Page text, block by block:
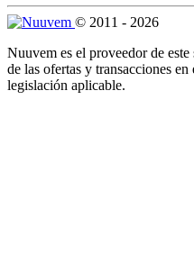
© 2011 - 2026
Nuuvem es el proveedor de
de las ofertas y transacciones
legislación aplicable.